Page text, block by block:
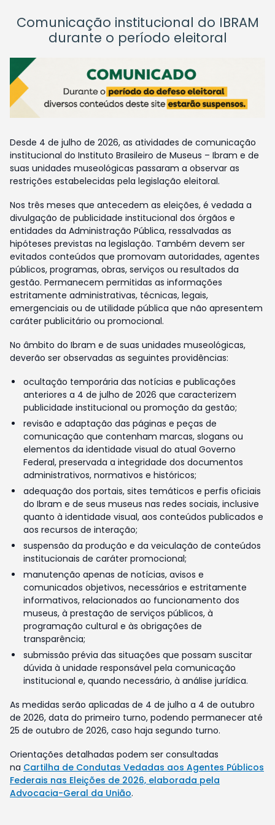
Comunicação institucional do IBRAM
durante o período eleitoral
Desde 4 de julho de 2026, as atividades de comunicação
institucional do Instituto Brasileiro de Museus – Ibram e de
suas unidades museológicas passaram a observar as
restrições estabelecidas pela legislação eleitoral.
Nos três meses que antecedem as eleições, é vedada a
divulgação de publicidade institucional dos órgãos e
entidades da Administração Pública, ressalvadas as
hipóteses previstas na legislação. Também devem ser
evitados conteúdos que promovam autoridades, agentes
públicos, programas, obras, serviços ou resultados da
gestão. Permanecem permitidas as informações
estritamente administrativas, técnicas, legais,
emergenciais ou de utilidade pública que não apresentem
caráter publicitário ou promocional.
No âmbito do Ibram e de suas unidades museológicas,
deverão ser observadas as seguintes providências:
ocultação temporária das notícias e publicações
anteriores a 4 de julho de 2026 que caracterizem
publicidade institucional ou promoção da gestão;
revisão e adaptação das páginas e peças de
comunicação que contenham marcas, slogans ou
elementos da identidade visual do atual Governo
Federal, preservada a integridade dos documentos
administrativos, normativos e históricos;
adequação dos portais, sites temáticos e perfis oficiais
do Ibram e de seus museus nas redes sociais, inclusive
quanto à identidade visual, aos conteúdos publicados e
aos recursos de interação;
suspensão da produção e da veiculação de conteúdos
institucionais de caráter promocional;
manutenção apenas de notícias, avisos e
comunicados objetivos, necessários e estritamente
informativos, relacionados ao funcionamento dos
museus, à prestação de serviços públicos, à
programação cultural e às obrigações de
transparência;
submissão prévia das situações que possam suscitar
dúvida à unidade responsável pela comunicação
institucional e, quando necessário, à análise jurídica.
As medidas serão aplicadas de 4 de julho a 4 de outubro
de 2026, data do primeiro turno, podendo permanecer até
25 de outubro de 2026, caso haja segundo turno.
Orientações detalhadas podem ser consultadas
na Cartilha de Condutas Vedadas aos Agentes Públicos
Federais nas Eleições de 2026, elaborada pela
Advocacia-Geral da União.